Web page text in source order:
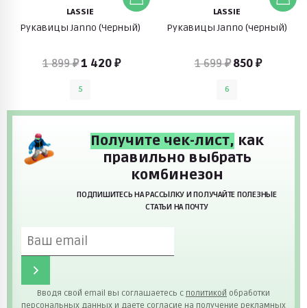
LASSIE
Рукавицы Janno (Черный)
1 899 ₽1 420 ₽
5
LASSIE
Рукавицы Janno (черный)
1 699 ₽ 850 ₽
6
Получите чек-лист, как
правильно выбрать
комбинезон
ПОДПИШИТЕСЬ НА РАССЫЛКУ И ПОЛУЧАЙТЕ ПОЛЕЗНЫЕ
СТАТЬИ НА ПОЧТУ
Вводя свой email вы соглашаетесь с политикой обработки
персональных данных и даете согласие на получение рекламных